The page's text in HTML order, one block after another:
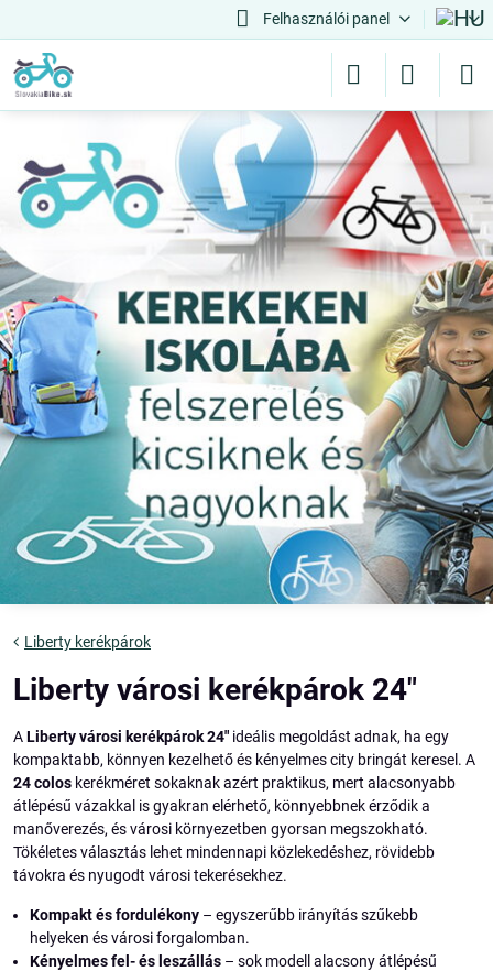
Felhasználói panel
Liberty kerékpárok
Liberty városi kerékpárok 24"
ALiberty városi kerékpárok 24" ideális megoldást adnak, ha egy
kompaktabb, könnyen kezelhető és kényelmes city bringát keresel. A
24 colos kerékméret sokaknak azért praktikus, mert alacsonyabb
átlépésű vázakkal is gyakran elérhető, könnyebbnek érződik a
manőverezés, és városi környezetben gyorsan megszokható.
Tökéletes választás lehet mindennapi közlekedéshez, rövidebb
távokra és nyugodt városi tekerésekhez.
Kompakt és fordulékony – egyszerűbb irányítás szűkebb
helyeken és városi forgalomban.
Kényelmes fel- és leszállás – sok modell alacsony átlépésű